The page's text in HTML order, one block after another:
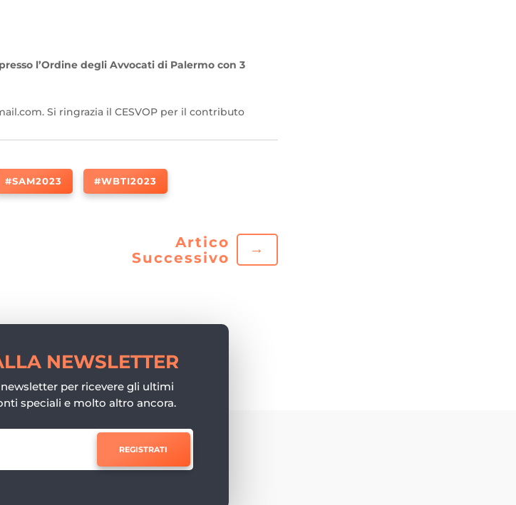
l’Ordine degli Avvocati di Palermo con 3
Si ringrazia il CESVOP per il contributo
#SAM2023 #WBTI2023
Artico
Successivo
→
NEWSLETTER
per ricevere gli ultimi
speciali e molto altro ancora.
REGISTRATI